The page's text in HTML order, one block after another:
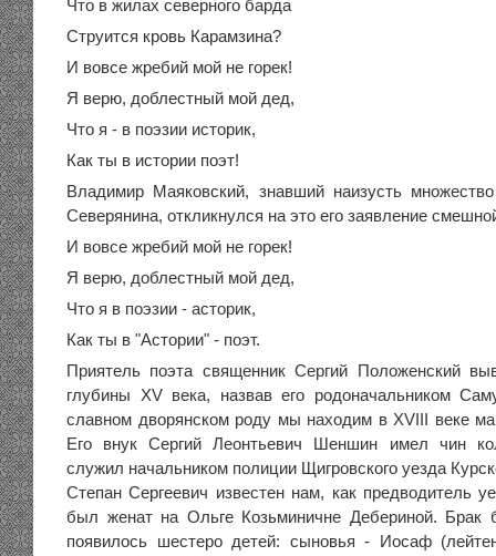
Что в жилах северного барда
Струится кровь Карамзина?
И вовсе жребий мой не горек!
Я верю, доблестный мой дед,
Что я - в поэзии историк,
Как ты в истории поэт!
Владимир Маяковский, знавший наизусть
Северянина, откликнулся на это его заявление
И вовсе жребий мой не горек!
Я верю, доблестный мой дед,
Что я в поэзии - асторик,
Как ты в "Астории" - поэт.
Приятель поэта священник Сергий Положенский
глубины XV века, назвав его родоначальником
славном дворянском роду мы находим в XVIII веке
Его внук Сергий Леонтьевич Шеншин имел чин
служил начальником полиции Щигровского уезда
Степан Сергеевич известен нам, как предводитель
был женат на Ольге Козьминичне Дебериной.
появилось шестеро детей: сыновья - Иосаф